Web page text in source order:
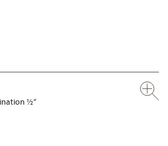
½“